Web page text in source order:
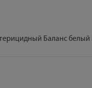
Баланс